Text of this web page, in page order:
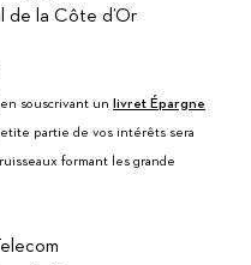
de la Côte d’Or
en souscrivant un livret Épargne
partie de vos intérêts sera
formant les grande